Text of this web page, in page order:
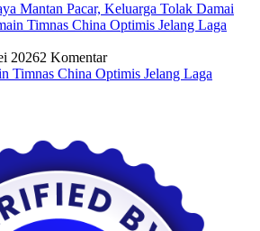
Mantan Pacar, Keluarga Tolak Damai
20262 Komentar
Timnas China Optimis Jelang Laga